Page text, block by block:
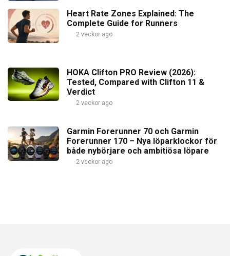
Heart Rate Zones Explained: The
Complete Guide for Runners
2 veckor ago
HOKA Clifton PRO Review (2026):
Tested, Compared with Clifton 11 &
Verdict
2 veckor ago
Garmin Forerunner 70 och Garmin
Forerunner 170 – Nya löparklockor för
både nybörjare och ambitiösa löpare
2 veckor ago